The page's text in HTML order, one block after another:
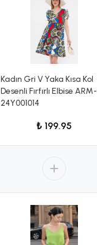
Kadın Gri V Yaka Kısa Kol
Desenli Fırfırlı Elbise ARM-
24Y001014
₺ 199.95